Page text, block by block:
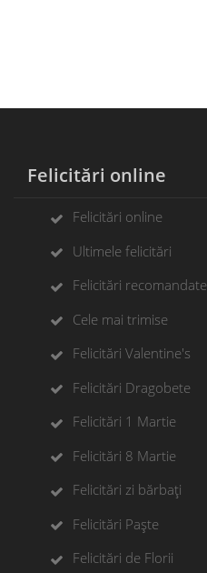
Felicitări online
Felicitări online
Ultimele felicitări
Felicitări recomandate
Cele mai trimise
Felicitări Valentine's
Felicitări Dragobete
Felicitări 1 Martie
Felicitări 8 Martie
Felicitări zi bărbați
Felicitări Paște
Felicitări de Florii